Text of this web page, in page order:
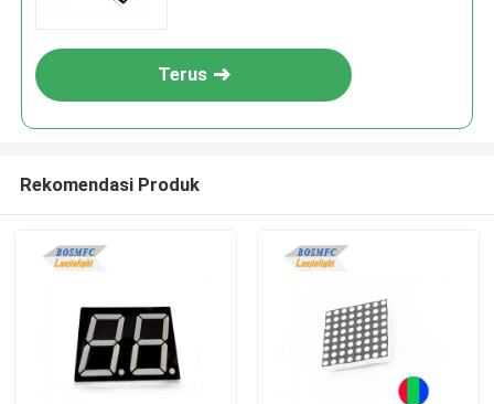
Terus
Rekomendasi Produk